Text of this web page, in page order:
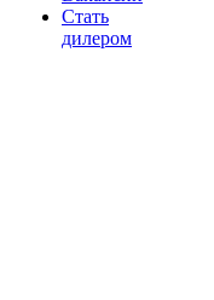
Стать
дилером